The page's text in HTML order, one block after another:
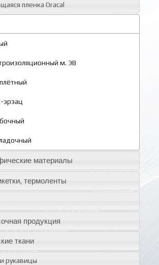
пленка Oracal
м. ЭВ
эрзац
материалы
термоленты
продукция
ткани
рукавицы